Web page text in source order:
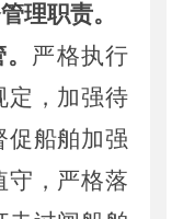
理职责。
严格执行
定 ， 加强待
促船舶加强
守，严格落